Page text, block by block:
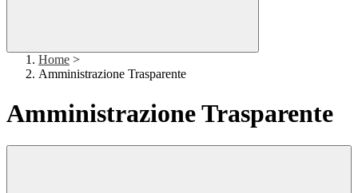
Home >
Amministrazione Trasparente
Amministrazione Trasparente